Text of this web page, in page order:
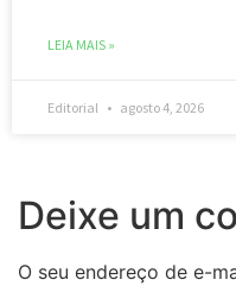
LEIA MAIS »
Editorial agosto 4, 2026
Deixe um
O seu endereço de e-